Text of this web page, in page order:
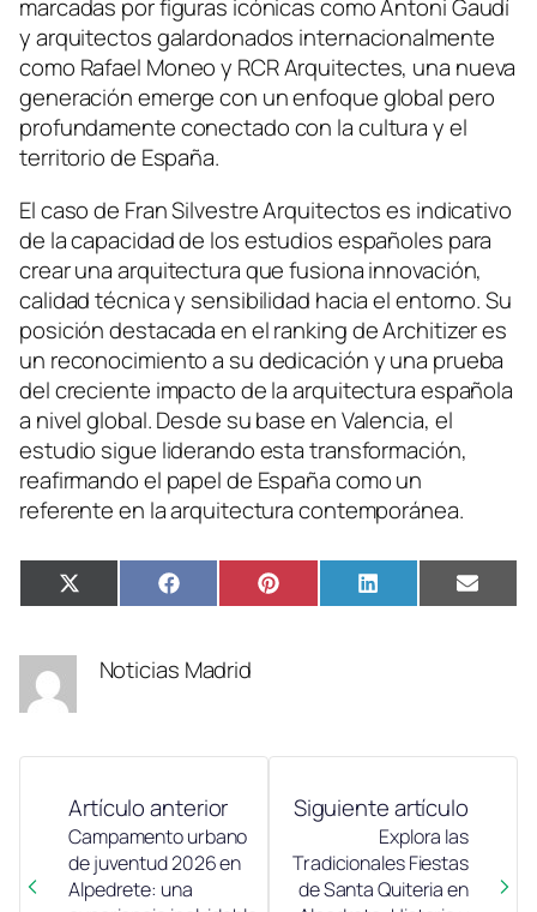
marcadas por figuras icónicas como Antoni Gaudí
y arquitectos galardonados internacionalmente
como Rafael Moneo y RCR Arquitectes, una nueva
generación emerge con un enfoque global pero
profundamente conectado con la cultura y el
territorio de España.
El caso de Fran Silvestre Arquitectos es indicativo
de la capacidad de los estudios españoles para
crear una arquitectura que fusiona innovación,
calidad técnica y sensibilidad hacia el entorno. Su
posición destacada en el ranking de Architizer es
un reconocimiento a su dedicación y una prueba
del creciente impacto de la arquitectura española
a nivel global. Desde su base en Valencia, el
estudio sigue liderando esta transformación,
reafirmando el papel de España como un
referente en la arquitectura contemporánea.
Compartir
en
X
(Twitter)
Compartir
en
FacebookCompartir
en
PinterestCompartir
en
LinkedIn
en
Email
Noticias Madrid
Artículo anterior
Campamento urbano
de juventud 2026 en
Alpedrete: una
Siguiente artículo
Explora las
Tradicionales Fiestas
de Santa Quiteria en